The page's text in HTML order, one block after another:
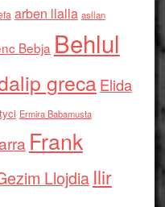
arben llalla asllan
Bebja Behlul
grecaElida
Ermira Babamusta
Frank
Llojdia Ilir